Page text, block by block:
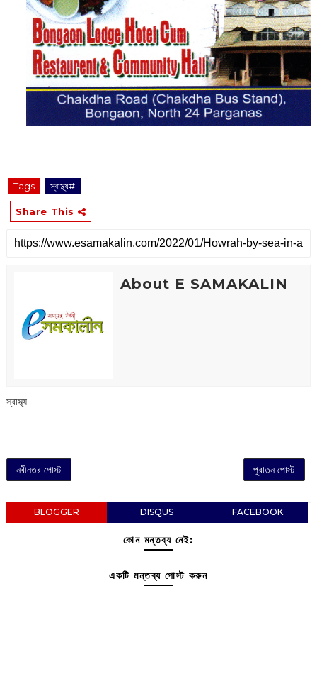
Tags ‌স্বাস্থ্য#
Share This
About E SAMAKALIN
‌স্বাস্থ্য
নবীনতর পোস্ট পুরাতন পোস্ট
BLOGGER DISQUS FACEBOOK
কোন মন্তব্য নেই:
একটি মন্তব্য পোস্ট করুন